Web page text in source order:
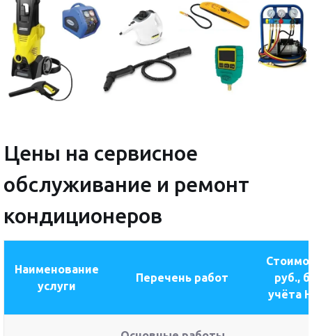
Цены на сервисное
обслуживание и ремонт
кондиционеров
Наименование
услуги
Перечень работ
руб.,
учёта